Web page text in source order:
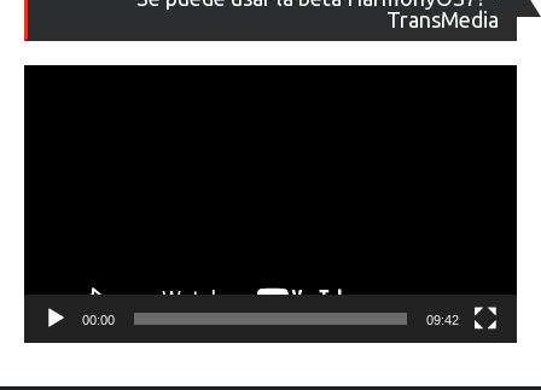
TransMedia
de
00:00 09:42